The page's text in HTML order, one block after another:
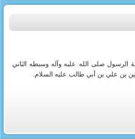
ريحانة الرسول صلى الله عليه وآله وسبطه الثاني
بن علي بن أبي طالب عليه السلام.